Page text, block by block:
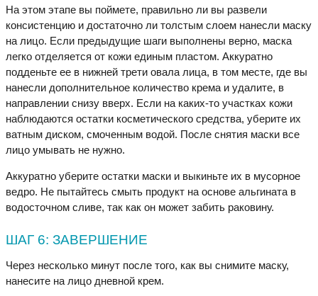
На этом этапе вы поймете, правильно ли вы развели
консистенцию и достаточно ли толстым слоем нанесли маску
на лицо. Если предыдущие шаги выполнены верно, маска
легко отделяется от кожи единым пластом. Аккуратно
подденьте ее в нижней трети овала лица, в том месте, где вы
нанесли дополнительное количество крема и удалите, в
направлении снизу вверх. Если на каких-то участках кожи
наблюдаются остатки косметического средства, уберите их
ватным диском, смоченным водой. После снятия маски все
лицо умывать не нужно.
Аккуратно уберите остатки маски и выкиньте их в мусорное
ведро. Не пытайтесь смыть продукт на основе альгината в
водосточном сливе, так как он может забить раковину.
ШАГ 6: ЗАВЕРШЕНИЕ
Через несколько минут после того, как вы снимите маску,
нанесите на лицо дневной крем.